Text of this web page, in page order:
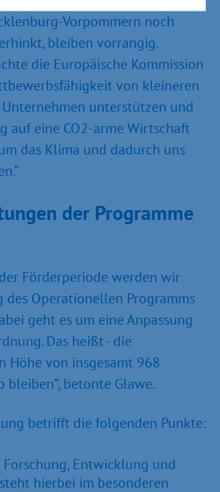
Vorpommern noch
bleiben vorrangig.
die Europäische Kommission
von kleineren
unterstützen und
auf eine CO2-arme Wirtschaft
das Klima und dadurch uns
der Programme
Förderperiode werden wir
des Operationellen Programms
geht es um eine Anpassung
Das heißt - die
Höhe von insgesamt 968
bleiben“, betonte Glawe.
betrifft die folgenden Punkte:
Forschung, Entwicklung und
hierbei im besonderen